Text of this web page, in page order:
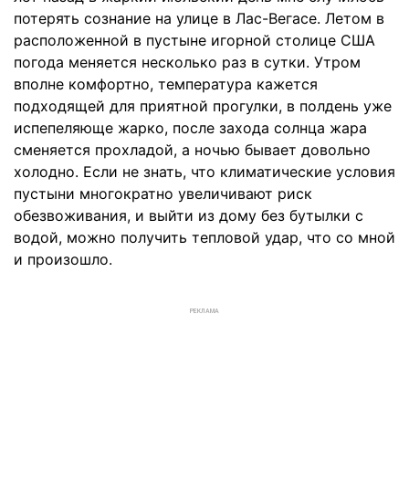
потерять сознание на улице в Лас-Вегасе. Летом в
расположенной в пустыне игорной столице США
погода меняется несколько раз в сутки. Утром
вполне комфортно, температура кажется
подходящей для приятной прогулки, в полдень уже
испепеляюще жарко, после захода солнца жара
сменяется прохладой, а ночью бывает довольно
холодно. Если не знать, что климатические условия
пустыни многократно увеличивают риск
обезвоживания, и выйти из дому без бутылки с
водой, можно получить тепловой удар, что со мной
и произошло.
РЕКЛАМА